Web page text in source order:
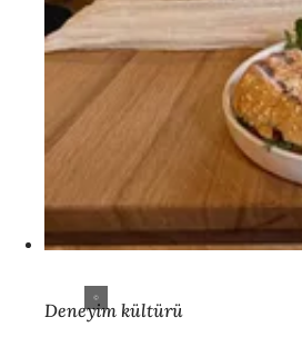
Deneyim kültürü